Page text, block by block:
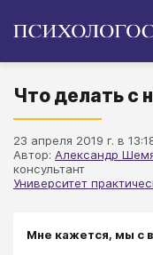
Что делать с
23 апреля 2019 г. в
Автор: Александр
консультант
Университет
Мне кажется, мы с